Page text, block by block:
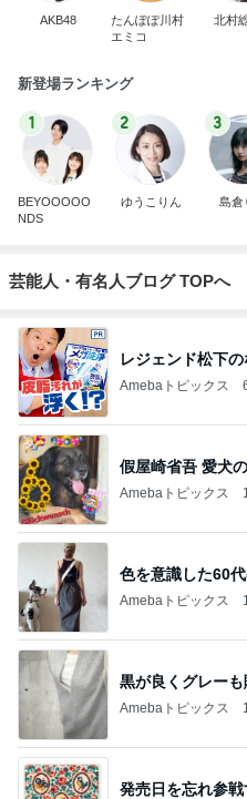
AKB48
たんぽぽ川村
エミコ
北村
新登場ランキング
1
BEYOOOOO
NDS
2
ゆうこりん
3
島倉
芸能人・有名人ブログ TOPへ
レジェンド松下
Amebaトピックス
假屋崎省吾 愛犬
Amebaトピックス
色を意識した60
Amebaトピックス
黒が良くグレー
Amebaトピックス
発売日を忘れ参